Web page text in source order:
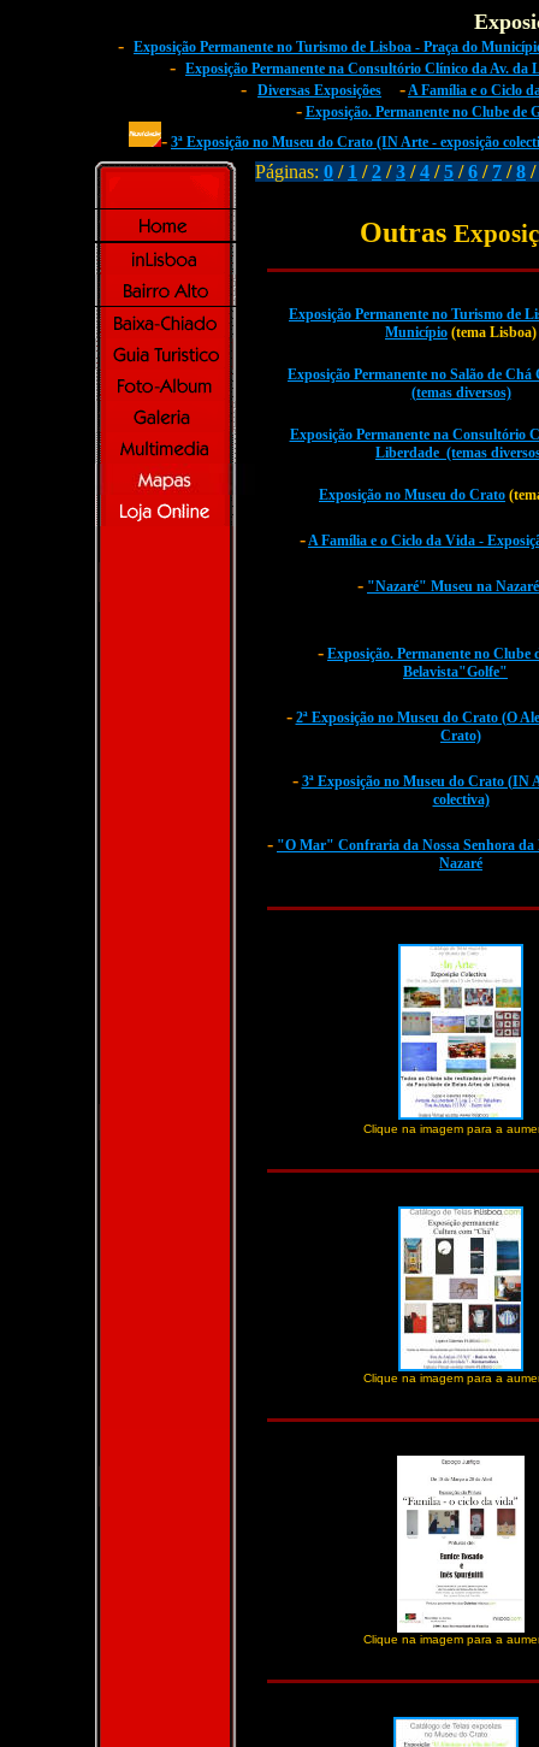
- Exposição Permanente no Turismo de Lisboa - Praça do
- Exposição Permanente na Consultório Clínico da Av. da
- Diversas Exposições -A Família e o Ciclo
- Exposição. Permanente no Clube de
- 3ª Exposição no Museu do Crato (IN Arte - exposição
Páginas: 0 / 1 /2 /3 /4 /5 /6 / 7 /8
Outras
Exposição Permanente no Turismo de
Município (tema Lisboa)
Exposição Permanente no Salão de
(temas diversos)
Exposição Permanente na Consultório
Liberdade (temas
Exposição no Museu do Crato
-A Família e o Ciclo da Vida -
- "Nazaré" Museu na
- Exposição. Permanente no Clube
Belavista"Golfe"
- 2ª Exposição no Museu do Crato (O
Crato)
- 3ª Exposição no Museu do Crato (IN
colectiva)
- "O Mar" Confraria da Nossa Senhora da
Nazaré
Clique na imagem para a
Clique na imagem para a
Clique na imagem para a